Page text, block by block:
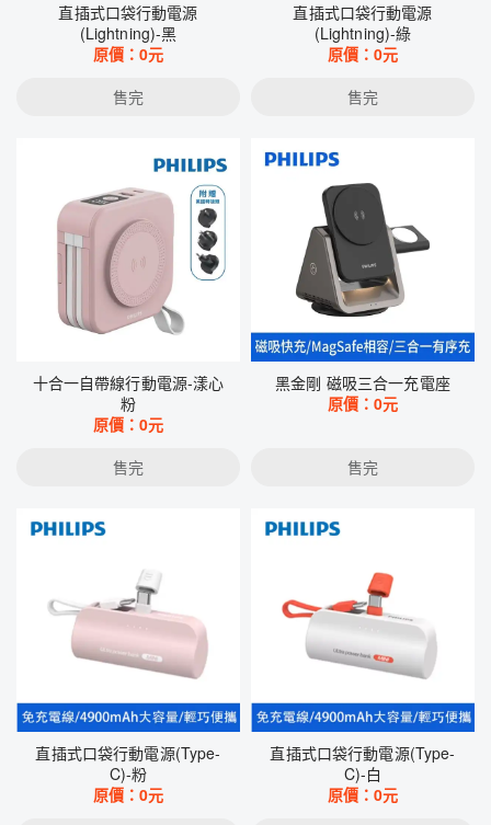
直插式口袋行動電源
(Lightning)-黑
原價：0元
售完
直插式口袋行動電源
(Lightning)-綠
原價：0元
售完
十合一自帶線行動電源-漾心
粉
原價：0元
售完
黑金剛 磁吸三合一充電座
原價：0元
售完
直插式口袋行動電源(Type-
C)-粉
原價：0元
直插式口袋行動電源(Type-
C)-白
原價：0元